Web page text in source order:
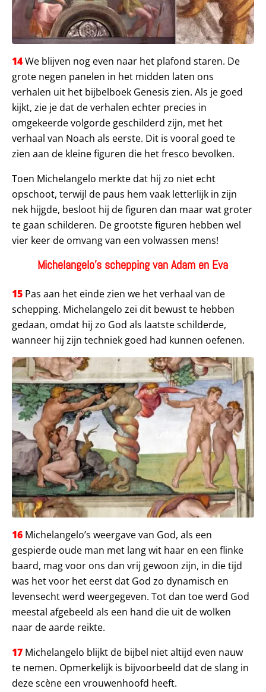
14We blijven nog even naar het plafond staren. De
grote negen panelen in het midden laten ons
verhalen uit het bijbelboek Genesis zien. Als je goed
kijkt, zie je dat de verhalen echter precies in
omgekeerde volgorde geschilderd zijn, met het
verhaal van Noach als eerste. Dit is vooral goed te
zien aan de kleine figuren die het fresco bevolken.
Toen Michelangelo merkte dat hij zo niet echt
opschoot, terwijl de paus hem vaak letterlijk in zijn
nek hijgde, besloot hij de figuren dan maar wat groter
te gaan schilderen. De grootste figuren hebben wel
vier keer de omvang van een volwassen mens!
Michelangelo’s schepping van Adam en Eva
15 Pas aan het einde zien we het verhaal van de
schepping. Michelangelo zei dit bewust te hebben
gedaan, omdat hij zo God als laatste schilderde,
wanneer hij zijn techniek goed had kunnen oefenen.
16 Michelangelo’s weergave van God, als een
gespierde oude man met lang wit haar en een flinke
baard, mag voor ons dan vrij gewoon zijn, in die tijd
was het voor het eerst dat God zo dynamisch en
levensecht werd weergegeven. Tot dan toe werd God
meestal afgebeeld als een hand die uit de wolken
naar de aarde reikte.
17 Michelangelo blijkt de bijbel niet altijd even nauw
te nemen. Opmerkelijk is bijvoorbeeld dat de slang in
deze scène een vrouwenhoofd heeft.